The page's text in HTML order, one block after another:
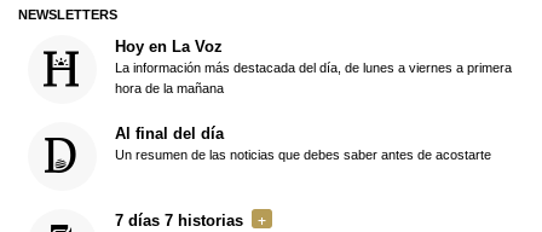
NEWSLETTERS
Hoy en La Voz
La información más destacada del día, de lunes a viernes a primera
hora de la mañana
Al final del día
Un resumen de las noticias que debes saber antes de acostarte
7 días 7 historias